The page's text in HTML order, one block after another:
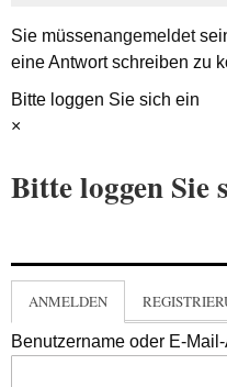
Sie müssenangemeldet
eine Antwort schreiben zu
Bitte loggen Sie sich ein
×
Bitte loggen Sie
ANMELDEN
Benutzername oder E-